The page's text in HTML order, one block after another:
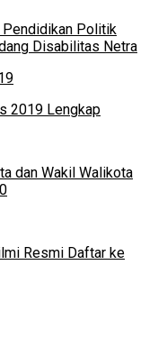
Pendidikan Politik
Disabilitas Netra
2019 Lengkap
dan Wakil Walikota
Resmi Daftar ke